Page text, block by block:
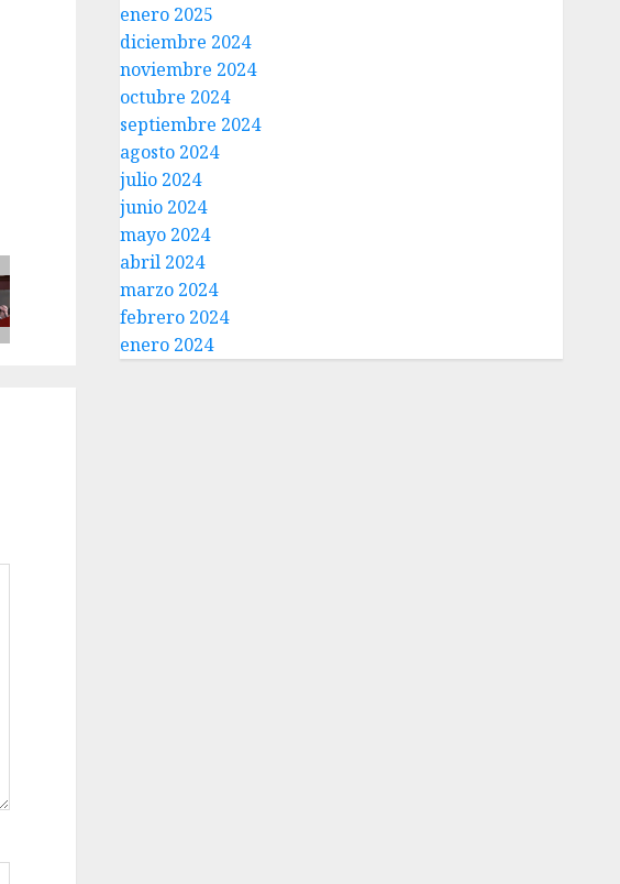
enero 2025
diciembre 2024
noviembre 2024
octubre 2024
septiembre 2024
agosto 2024
julio 2024
junio 2024
mayo 2024
abril 2024
marzo 2024
febrero 2024
enero 2024